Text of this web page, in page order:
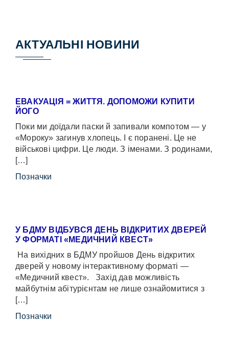
АКТУАЛЬНІ НОВИНИ
ЕВАКУАЦІЯ = ЖИТТЯ. ДОПОМОЖИ КУПИТИ
ЙОГО
Поки ми доїдали паски й запивали компотом — у
«Мороку» загинув хлопець. І є поранені. Це не
військові цифри. Це люди. З іменами. З родинами,
[…]
Позначки
У БДМУ ВІДБУВСЯ ДЕНЬ ВІДКРИТИХ ДВЕРЕЙ
У ФОРМАТІ «МЕДИЧНИЙ КВЕСТ»
На вихідних в БДМУ пройшов День відкритих
дверей у новому інтерактивному форматі —
«Медичний квест». Захід дав можливість
майбутнім абітурієнтам не лише ознайомитися з
[…]
Позначки